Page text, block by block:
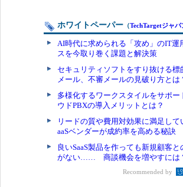
ホワイトペーパー （TechTargetジャパ
AI時代に求められる「攻め」のIT
スを今取り巻く課題と解決策
セキュリティソフトをすり抜ける標
メール、不審メールの見破り方とは
多様化するワークスタイルをサポー
ウドPBXの導入メリットとは？
リードの質や費用対効果に満足し
aaSベンダーが成約率を高める秘訣
良いSaaS製品を作っても新規顧客と
がない…… 商談機会を増やすには
Recommended by